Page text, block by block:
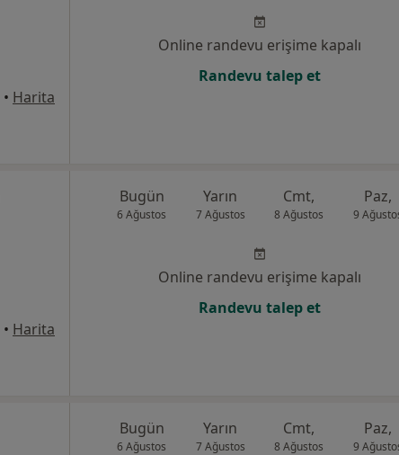
• Harita
Online randevu erişime kapalı
Randevu talep et
• Harita
Bugün
6 Ağustos
Yarın
7 Ağustos
Cmt,
8 Ağustos
Paz,
9
Online randevu erişime kapalı
Randevu talep et
Bugün
6 Ağustos
Yarın
7 Ağustos
Cmt,
8 Ağustos
Paz,
9